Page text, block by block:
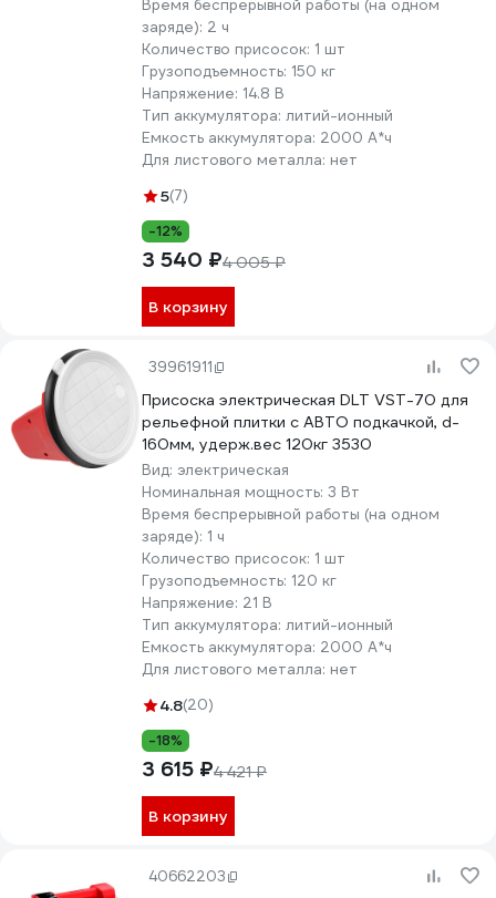
Время беспрерывной работы (на одном
заряде): 2 ч
Количество присосок: 1 шт
Грузоподъемность: 150 кг
Напряжение: 14.8 В
Тип аккумулятора: литий-ионный
Емкость аккумулятора: 2000 А*ч
Для листового металла: нет
5(7)
-12%
3 540 ₽4 005 ₽
В корзину
39961911
Присоска электрическая DLT VST-70 для
рельефной плитки с АВТО подкачкой, d-
160мм, удерж.вес 120кг 3530
Вид: электрическая
Номинальная мощность: 3 Вт
Время беспрерывной работы (на одном
заряде): 1 ч
Количество присосок: 1 шт
Грузоподъемность: 120 кг
Напряжение: 21 В
Тип аккумулятора: литий-ионный
Емкость аккумулятора: 2000 А*ч
Для листового металла: нет
4.8(20)
-18%
3 615 ₽4 421 ₽
В корзину
40662203